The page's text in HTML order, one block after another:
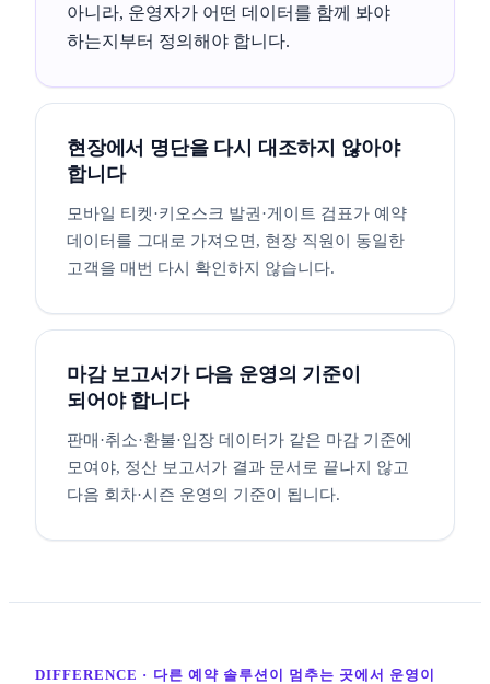
아니라, 운영자가 어떤 데이터를 함께 봐야
하는지부터 정의해야 합니다.
현장에서 명단을 다시 대조하지 않아야
합니다
모바일 티켓·키오스크 발권·게이트 검표가 예약
데이터를 그대로 가져오면, 현장 직원이 동일한
고객을 매번 다시 확인하지 않습니다.
마감 보고서가 다음 운영의 기준이
되어야 합니다
판매·취소·환불·입장 데이터가 같은 마감 기준에
모여야, 정산 보고서가 결과 문서로 끝나지 않고
다음 회차·시즌 운영의 기준이 됩니다.
DIFFERENCE · 다른 예약 솔루션이 멈추는 곳에서 운영이